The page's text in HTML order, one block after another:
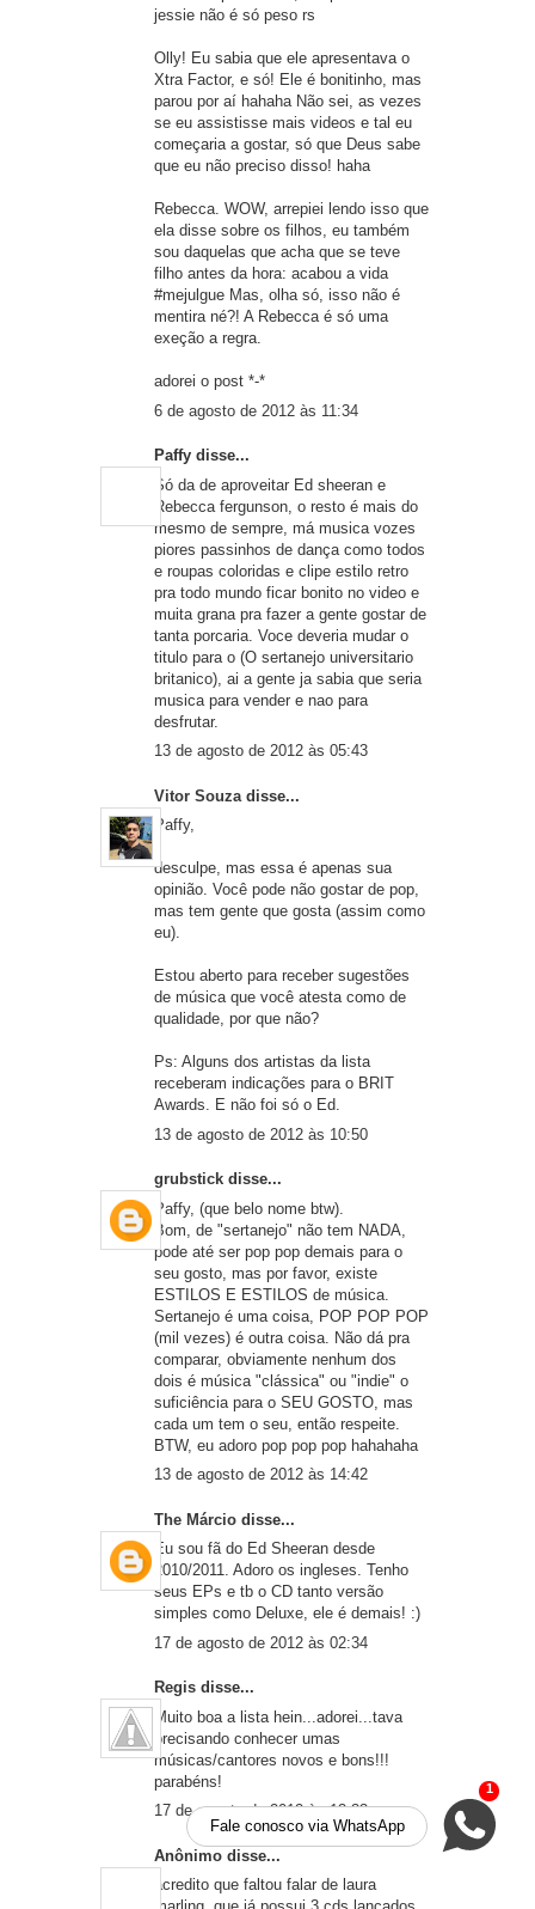
jessie não é só peso rs
Olly! Eu sabia que ele apresentava o
Xtra Factor, e só! Ele é bonitinho, mas
parou por aí hahaha Não sei, as vezes
se eu assistisse mais videos e tal eu
começaria a gostar, só que Deus sabe
que eu não preciso disso! haha
Rebecca. WOW, arrepiei lendo isso que
ela disse sobre os filhos, eu também
sou daquelas que acha que se teve
filho antes da hora: acabou a vida
#mejulgue Mas, olha só, isso não é
mentira né?! A Rebecca é só uma
exeção a regra.
adorei o post *-*
6 de agosto de 2012 às 11:34
Paffy disse...
Só da de aproveitar Ed sheeran e
Rebecca fergunson, o resto é mais do
mesmo de sempre, má musica vozes
piores passinhos de dança como todos
e roupas coloridas e clipe estilo retro
pra todo mundo ficar bonito no video e
muita grana pra fazer a gente gostar de
tanta porcaria. Voce deveria mudar o
titulo para o (O sertanejo universitario
britanico), ai a gente ja sabia que seria
musica para vender e nao para
desfrutar.
13 de agosto de 2012 às 05:43
Vitor Souza disse...
Paffy,
desculpe, mas essa é apenas sua
opinião. Você pode não gostar de pop,
mas tem gente que gosta (assim como
eu).
Estou aberto para receber sugestões
de música que você atesta como de
qualidade, por que não?
Ps: Alguns dos artistas da lista
receberam indicações para o BRIT
Awards. E não foi só o Ed.
13 de agosto de 2012 às 10:50
grubstick disse...
Paffy, (que belo nome btw).
Bom, de "sertanejo" não tem NADA,
pode até ser pop pop demais para o
seu gosto, mas por favor, existe
ESTILOS E ESTILOS de música.
Sertanejo é uma coisa, POP POP POP
(mil vezes) é outra coisa. Não dá pra
comparar, obviamente nenhum dos
dois é música "clássica" ou "indie" o
suficiência para o SEU GOSTO, mas
cada um tem o seu, então respeite.
BTW, eu adoro pop pop pop hahahaha
13 de agosto de 2012 às 14:42
The Márcio disse...
Eu sou fã do Ed Sheeran desde
2010/2011. Adoro os ingleses. Tenho
seus EPs e tb o CD tanto versão
simples como Deluxe, ele é demais! :)
17 de agosto de 2012 às 02:34
Regis disse...
Muito boa a lista hein...adorei...tava
precisando conhecer umas
músicas/cantores novos e bons!!!
parabéns!
17 de agosto de 2012 às 13:33
Anônimo disse...
acredito que faltou falar de laura
1
Fale conosco via WhatsApp